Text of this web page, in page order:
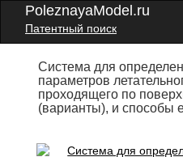
PoleznayaModel.ru
Патентный поиск
Система для
параметров
проходящего по
(варианты), и способы